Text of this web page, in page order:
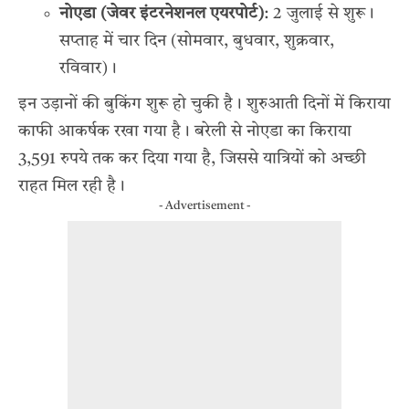
नोएडा (जेवर इंटरनेशनल एयरपोर्ट): 2 जुलाई से शुरू।
सप्ताह में चार दिन (सोमवार, बुधवार, शुक्रवार,
रविवार)।
इन उड़ानों की बुकिंग शुरू हो चुकी है। शुरुआती दिनों में किराया
काफी आकर्षक रखा गया है। बरेली से नोएडा का किराया
3,591 रुपये तक कर दिया गया है, जिससे यात्रियों को अच्छी
राहत मिल रही है।
- Advertisement -